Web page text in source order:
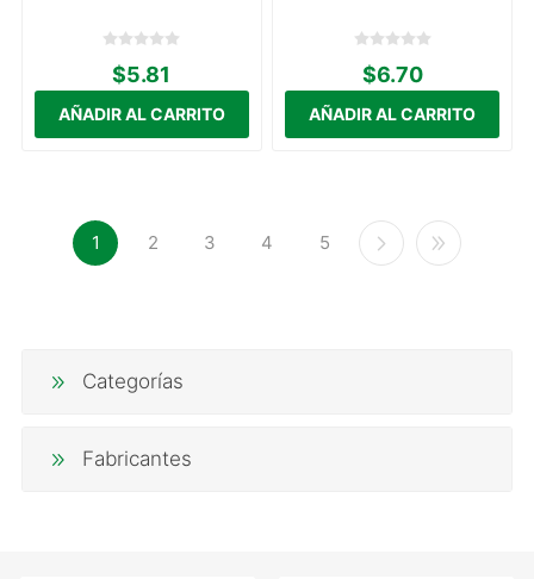
$5.81 $6.70
1 2 3 4 5
Categorías
Fabricantes